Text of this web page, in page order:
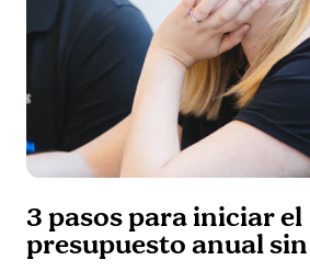
3 pasos para iniciar el
presupuesto anual